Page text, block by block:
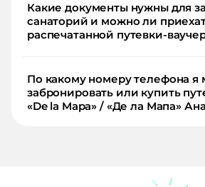
Какие документы нужны для
санаторий и можно ли
распечатанной путевки-
По какому номеру телефона я
забронировать или купить
«De la Mapa» / «Де ла Мапа»